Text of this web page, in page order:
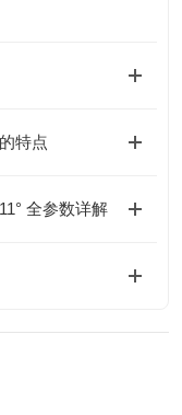
特点
全参数详解